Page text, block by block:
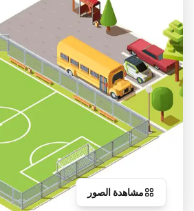
مشاهدة الصور